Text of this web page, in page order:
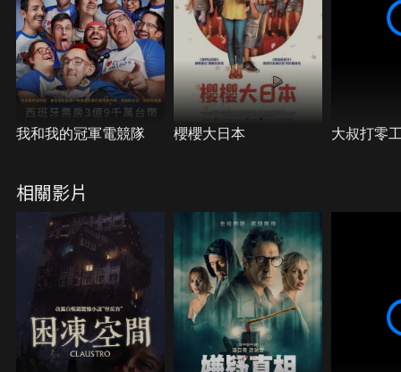
我和我的冠軍電競隊 櫻櫻大日本 大叔打零
相關影片